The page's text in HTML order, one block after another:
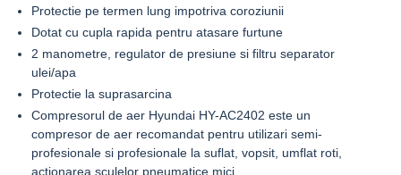
Protectie pe termen lung impotriva coroziunii
Dotat cu cupla rapida pentru atasare furtune
2 manometre, regulator de presiune si filtru separator
ulei/apa
Protectie la suprasarcina
Compresorul de aer Hyundai HY-AC2402 este un
compresor de aer recomandat pentru utilizari semi-
profesionale si profesionale la suflat, vopsit, umflat roti,
actionarea sculelor pneumatice mici